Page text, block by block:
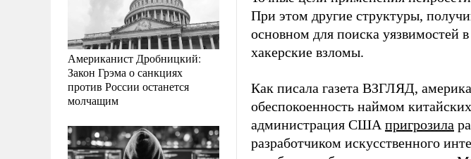
Американист Дробницкий:
Закон Грэма о санкциях
против России останется
молчащим
При этом другие структуры,
основном для поиска уязвимостей
хакерские взломы.
Как писала газета ВЗГЛЯД,
обеспокоенность наймом
администрация США пригрозила
разработчиком искусственного